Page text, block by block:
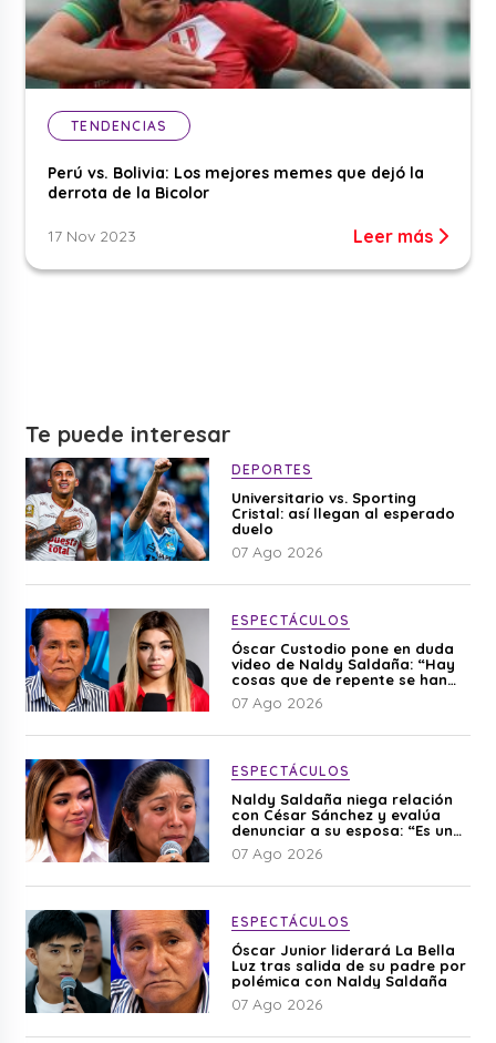
TENDENCIAS
Perú vs. Bolivia: Los mejores memes que dejó la
derrota de la Bicolor
17 Nov 2023 Leer más
Te puede interesar
DEPORTES
Universitario vs. Sporting
Cristal: así llegan al esperado
duelo
07 Ago 2026
ESPECTÁCULOS
Óscar Custodio pone en duda
video de Naldy Saldaña: “Hay
cosas que de repente se han
editado”
07 Ago 2026
ESPECTÁCULOS
Naldy Saldaña niega relación
con César Sánchez y evalúa
denunciar a su esposa: “Es una
difamación”
07 Ago 2026
ESPECTÁCULOS
Óscar Junior liderará La Bella
Luz tras salida de su padre por
polémica con Naldy Saldaña
07 Ago 2026